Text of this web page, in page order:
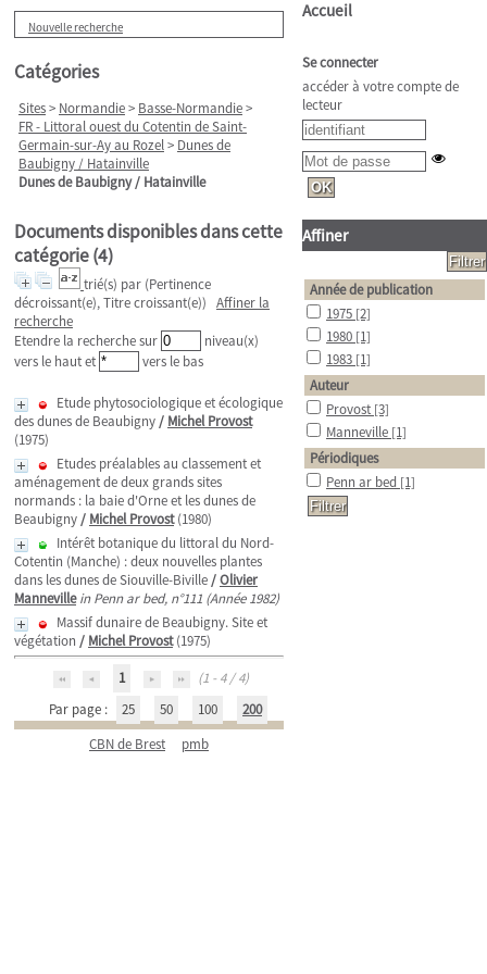
Nouvelle recherche
Catégories
Sites> Normandie> Basse-Normandie>
FR - Littoral ouest du Cotentin de Saint-
Germain-sur-Ay au Rozel> Dunes de
Baubigny / Hatainville
Dunes de Baubigny / Hatainville
Documents disponibles dans cette
catégorie (4)
trié(s) par (Pertinence
décroissant(e), Titre croissant(e)) Affiner la
recherche
Etendre la recherche sur
niveau(x)
vers le haut et
vers le bas
Etude phytosociologique et écologique
des dunes de Beaubigny/ Michel Provost
(1975)
Etudes préalables au classement et
aménagement de deux grands sites
normands : la baie d'Orne et les dunes de
Beaubigny/ Michel Provost(1980)
Intérêt botanique du littoral du Nord-
Cotentin (Manche) : deux nouvelles plantes
dans les dunes de Siouville-Biville/Olivier
Manneville in Penn ar bed, n°111 (Année 1982)
Massif dunaire de Beaubigny. Site et
végétation / Michel Provost(1975)
1
(1 - 4 / 4)
Par page :
25 50 100
200
CBN de Brest
pmb
Accueil
Se connecter
accéder à votre compte de
lecteur
Affiner
Année de publication
1975 [2]
1980 [1]
1983 [1]
Auteur
Provost [3]
Manneville [1]
Périodiques
Penn ar bed [1]